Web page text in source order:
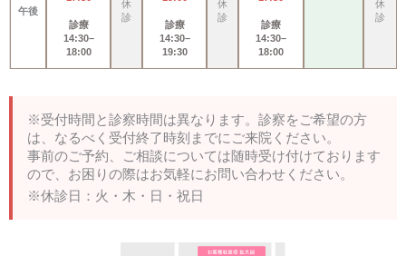
午後
診療
14:30–
18:00
休
診
診療
14:30–
19:30
休
診
診療
14:30–
18:00
休
診
※受付時間と診察時間は異なります。診察をご希望の方
は、なるべく受付終了時刻までにご来院ください。
事前のご予約、ご相談については随時受け付けております
ので、お困りの際はお気軽にお問い合わせください。
※休診日：火・木・日・祝日